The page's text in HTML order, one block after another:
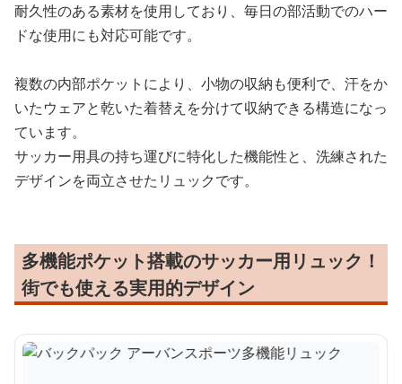
耐久性のある素材を使用しており、毎日の部活動でのハー
ドな使用にも対応可能です。
複数の内部ポケットにより、小物の収納も便利で、汗をか
いたウェアと乾いた着替えを分けて収納できる構造になっ
ています。
サッカー用具の持ち運びに特化した機能性と、洗練された
デザインを両立させたリュックです。
多機能ポケット搭載のサッカー用リュック！
街でも使える実用的デザイン